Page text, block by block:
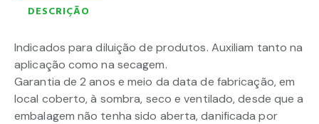
DESCRIÇÃO
Indicados para diluição de produtos. Auxiliam tanto na
aplicação como na secagem.
Garantia de 2 anos e meio da data de fabricação, em
local coberto, à sombra, seco e ventilado, desde que a
embalagem não tenha sido aberta, danificada por